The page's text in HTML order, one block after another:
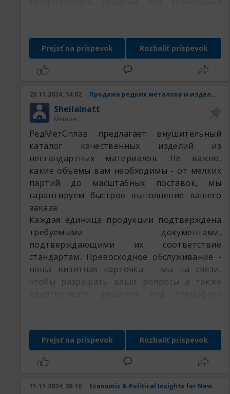
специалистам РедМетСплав и убедитесь в
гибкости нашего предложения
оставляемая продукция:
Prejsť na príspevok Rozbaliť príspevok
20.11.2024, 14:02 Продажа редких металлов и изделий из них.
SheilaInatt
Member
РедМетСплав предлагает внушительный
каталог качественных изделий из
нестандартных материалов. Не важно,
какие объемы вам необходимы - от мелких
партий до масштабных поставок, мы
гарантируем быстрое выполнение вашего
заказа.
Каждая единица продукции подтверждена
требуемыми документами,
подтверждающими их соответствие
стандартам. Превосходное обслуживание -
наша визитная карточка – мы на связи,
чтобы разрешать ваши вопросы а также
РедМетСплав и убедитесь в гибкости
нашего предложения
Наша продукция:
Prejsť na príspevok Rozbaliť príspevok
11.11.2024, 20:10 Economic & Political Insights for New York Business Bookkeepers